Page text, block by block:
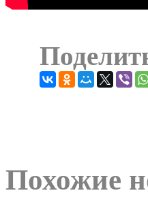
Похожие